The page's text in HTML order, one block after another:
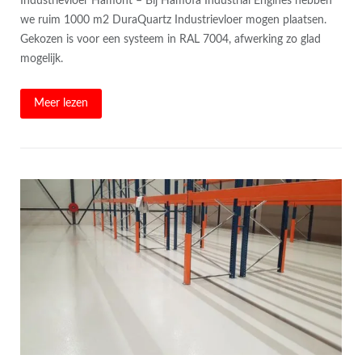
we ruim 1000 m2 DuraQuartz Industrievloer mogen plaatsen.
Gekozen is voor een systeem in RAL 7004, afwerking zo glad
mogelijk.
Meer lezen